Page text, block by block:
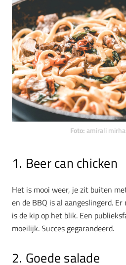
Foto: amirali
1. Beer can chicken
Het is mooi weer, je zit buiten
en de BBQ is al aangeslingerd.
is de kip op het blik. Een
moeilijk. Succes gegarandeerd.
2. Goede salade